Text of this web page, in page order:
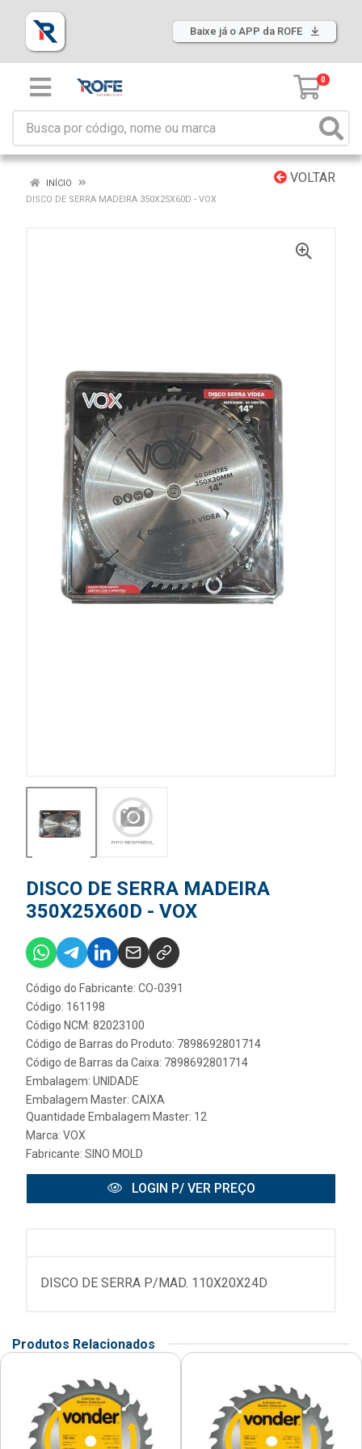
Baixe já o APP da ROFE
0
VOLTAR
INÍCIO
DISCO DE SERRA MADEIRA 350X25X60D - VOX
DISCO DE SERRA MADEIRA
350X25X60D - VOX
Código do Fabricante: CO-0391
Código: 161198
Código NCM: 82023100
Código de Barras do Produto: 7898692801714
Código de Barras da Caixa: 7898692801714
Embalagem: UNIDADE
Embalagem Master: CAIXA
Quantidade Embalagem Master: 12
Marca: VOX
Fabricante: SINO MOLD
LOGIN P/ VER PREÇO
DISCO DE SERRA P/MAD. 110X20X24D
Produtos Relacionados